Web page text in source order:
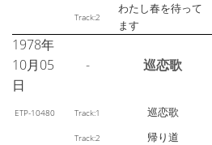
Track:2
わたし春を待って
ます
1978年
10月05
日
- 巡恋歌
ETP-10480 Track:1 巡恋歌
Track:2 帰り道